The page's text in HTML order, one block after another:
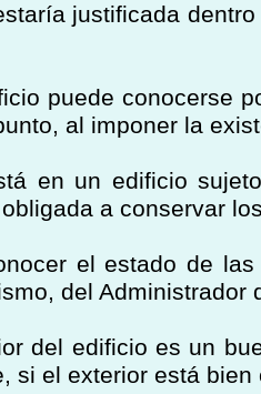
justificada
puede conocerse
al imponer la
en un edificio
a conservar
el estado de
del
del edificio es un
si el exterior está